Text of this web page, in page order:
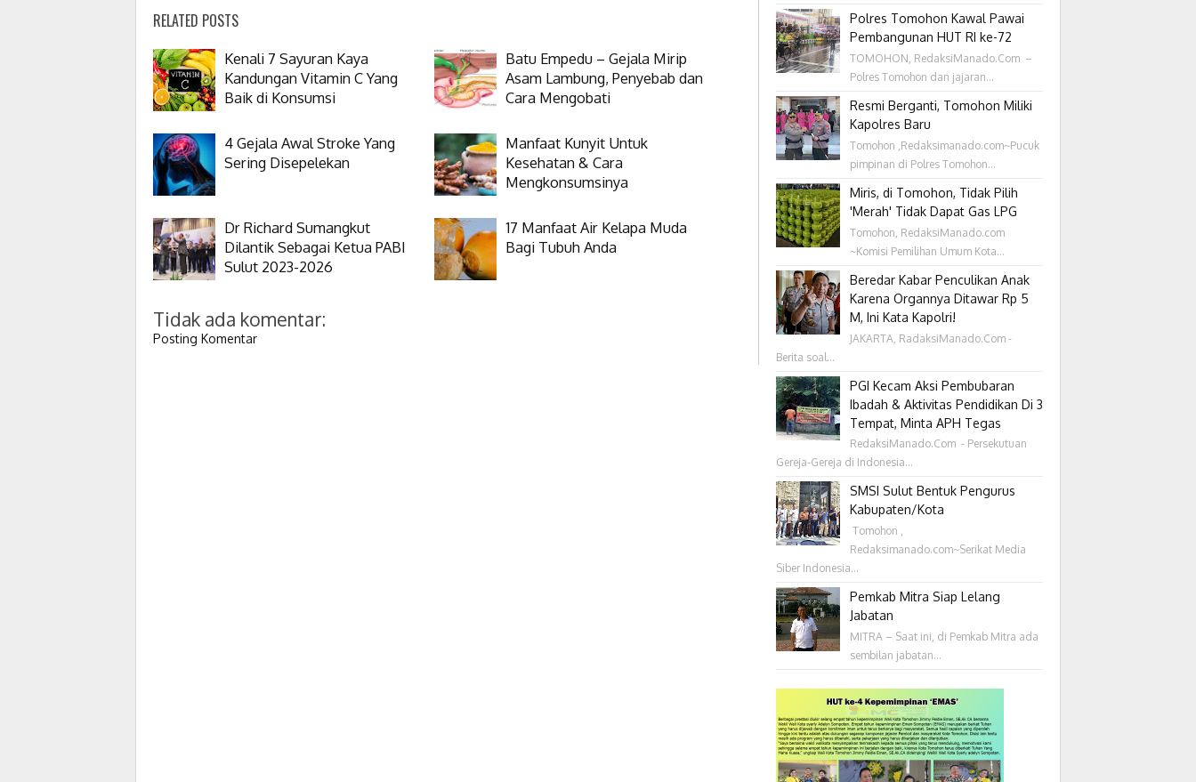
RELATED POSTS
Kenali 7 Sayuran Kaya
Kandungan Vitamin C Yang
Baik di Konsumsi
Batu Empedu – Gejala Mirip
Asam Lambung, Penyebab dan
Cara Mengobati
4 Gejala Awal Stroke Yang
Sering Disepelekan
Manfaat Kunyit Untuk
Kesehatan & Cara
Mengkonsumsinya
Dr Richard Sumangkut
Dilantik Sebagai Ketua PABI
Sulut 2023-2026
17 Manfaat Air Kelapa Muda
Bagi Tubuh Anda
Tidak ada komentar:
Posting Komentar
Polres Tomohon Kawal Pawai
Pembangunan HUT RI ke-72
TOMOHON, RedaksiManado.Com –
Polres Tomohon dan jajaran...
Resmi Berganti, Tomohon Miliki
Kapolres Baru
Tomohon ,Redaksimanado.com~Pucuk
pimpinan di Polres Tomohon...
Miris, di Tomohon, Tidak Pilih
'Merah' Tidak Dapat Gas LPG
Tomohon, RedaksiManado.com
~Komisi Pemilihan Umum Kota...
Beredar Kabar Penculikan Anak
Karena Organnya Ditawar Rp 5
M, Ini Kata Kapolri!
JAKARTA, RadaksiManado.Com -
Berita soal...
PGI Kecam Aksi Pembubaran
Ibadah & Aktivitas Pendidikan Di 3
Tempat, Minta APH Tegas
RedaksiManado.Com - Persekutuan
Gereja-Gereja di Indonesia...
SMSI Sulut Bentuk Pengurus
Kabupaten/Kota
‎ Tomohon ,
Redaksimanado.com~Serikat Media
Siber Indonesia...
Pemkab Mitra Siap Lelang
Jabatan
MITRA – Saat ini, di Pemkab Mitra ada
sembilan jabatan...